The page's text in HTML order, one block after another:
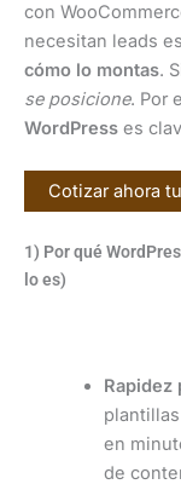
con
necesitan leads
cómo lo montas.
se posicione. Por
WordPress es
Cotizar ahora
1) Por qué
lo es)
Rapidez
en
de